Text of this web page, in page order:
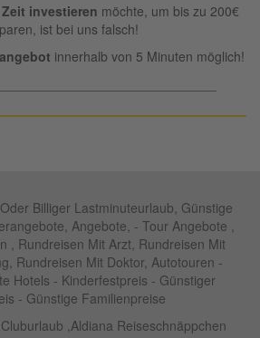
investieren möchte, um bis zu 200€
ist bei uns falsch!
innerhalb von 5 Minuten möglich!
Billiger Lastminuteurlaub, Günstige
Angebote, - Tour Angebote ,
, Rundreisen Mit Arzt, Rundreisen Mit
Rundreisen Mit Doktor, Autotouren -
Hotels - Kinderfestpreis - Günstiger
- Günstige Familienpreise
,Aldiana Reiseschnäppchen